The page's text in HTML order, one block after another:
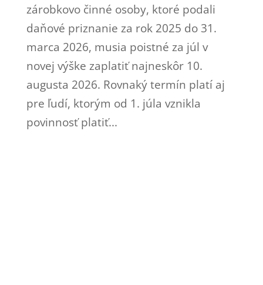
zárobkovo činné osoby, ktoré podali
daňové priznanie za rok 2025 do 31.
marca 2026, musia poistné za júl v
novej výške zaplatiť najneskôr 10.
augusta 2026. Rovnaký termín platí aj
pre ľudí, ktorým od 1. júla vznikla
povinnosť platiť...